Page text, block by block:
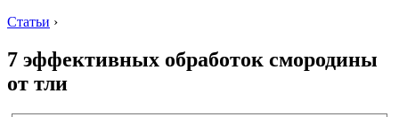
Статьи ›
7 эффективных обработок смородины
от тли